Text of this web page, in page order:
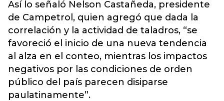
Así lo señaló Nelson Castañeda, presidente
de Campetrol, quien agregó que dada la
correlación y la actividad de taladros, “se
favoreció el inicio de una nueva tendencia
al alza en el conteo, mientras los impactos
negativos por las condiciones de orden
público del país parecen disiparse
paulatinamente”.